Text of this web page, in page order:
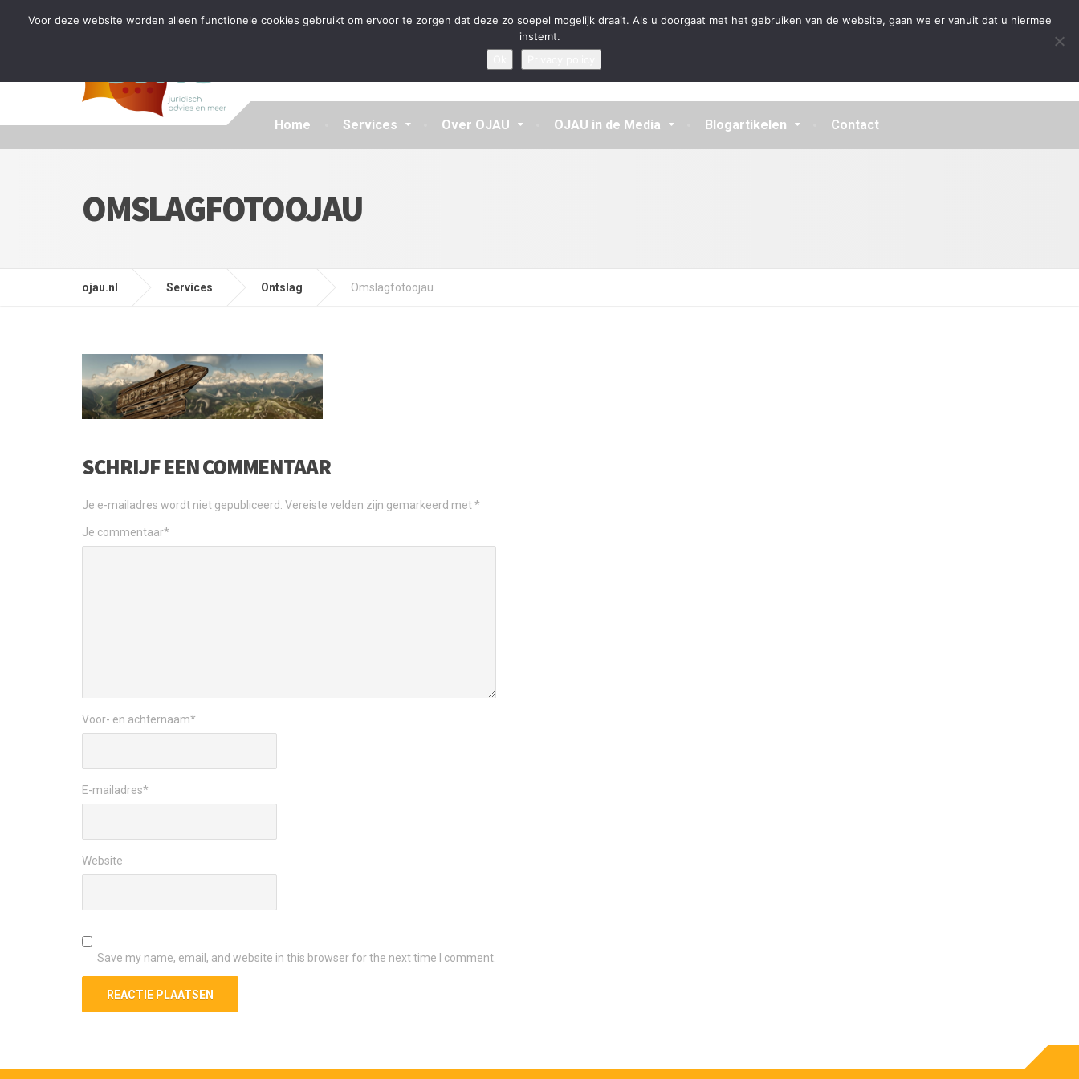
Tijdelijke stop: wegens drukte kan ik beperkt nieuwe zaken aannemen en vragen beantwoorden Algemene Voorwaarden Disclaimer Privacybeleid
Home Services Over OJAU OJAU in de Media Blogartikelen Contact
OMSLAGFOTOOJAU
ojau.nl Services Ontslag Omslagfotoojau
SCHRIJF EEN COMMENTAAR
Je e-mailadres wordt niet gepubliceerd. Vereiste velden zijn gemarkeerd met*
Je commentaar*
Voor- en achternaam*
E-mailadres*
Website
Save my name, email, and website in this browser for the next time I comment.
Voor deze website worden alleen functionele cookies gebruikt om ervoor te zorgen dat deze zo soepel mogelijk draait. Als u doorgaat met het gebruiken van de website, gaan we er vanuit dat u hiermee
instemt.